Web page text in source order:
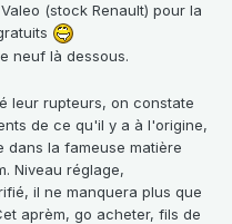
(stock Renault) pour la
neuf là dessous.
leur rupteurs, on constate
de ce qu'il y a à l'origine,
dans la fameuse matière
Niveau réglage,
il ne manquera plus que
aprèm, go acheter, fils de